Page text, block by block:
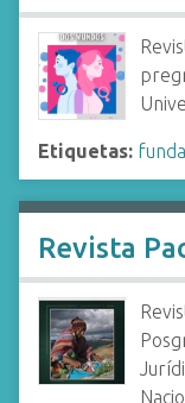
Etiquetas:
Revista